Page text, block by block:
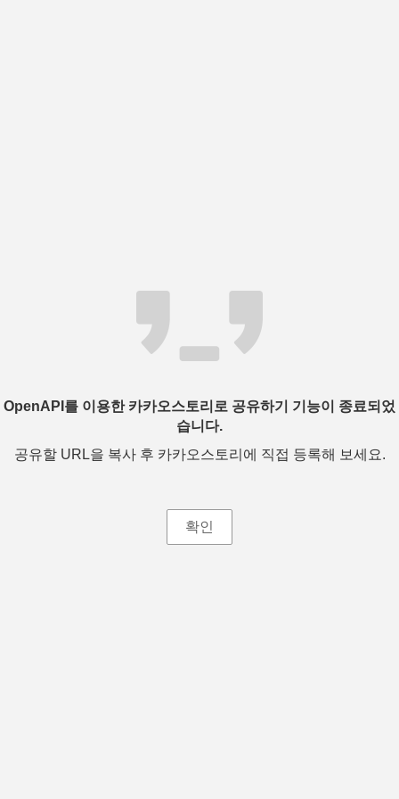
OpenAPI를 이용한 카카오스토리로 공유하기 기능이 종료되었
습니다.
공유할 URL을 복사 후 카카오스토리에 직접 등록해 보세요.
확인